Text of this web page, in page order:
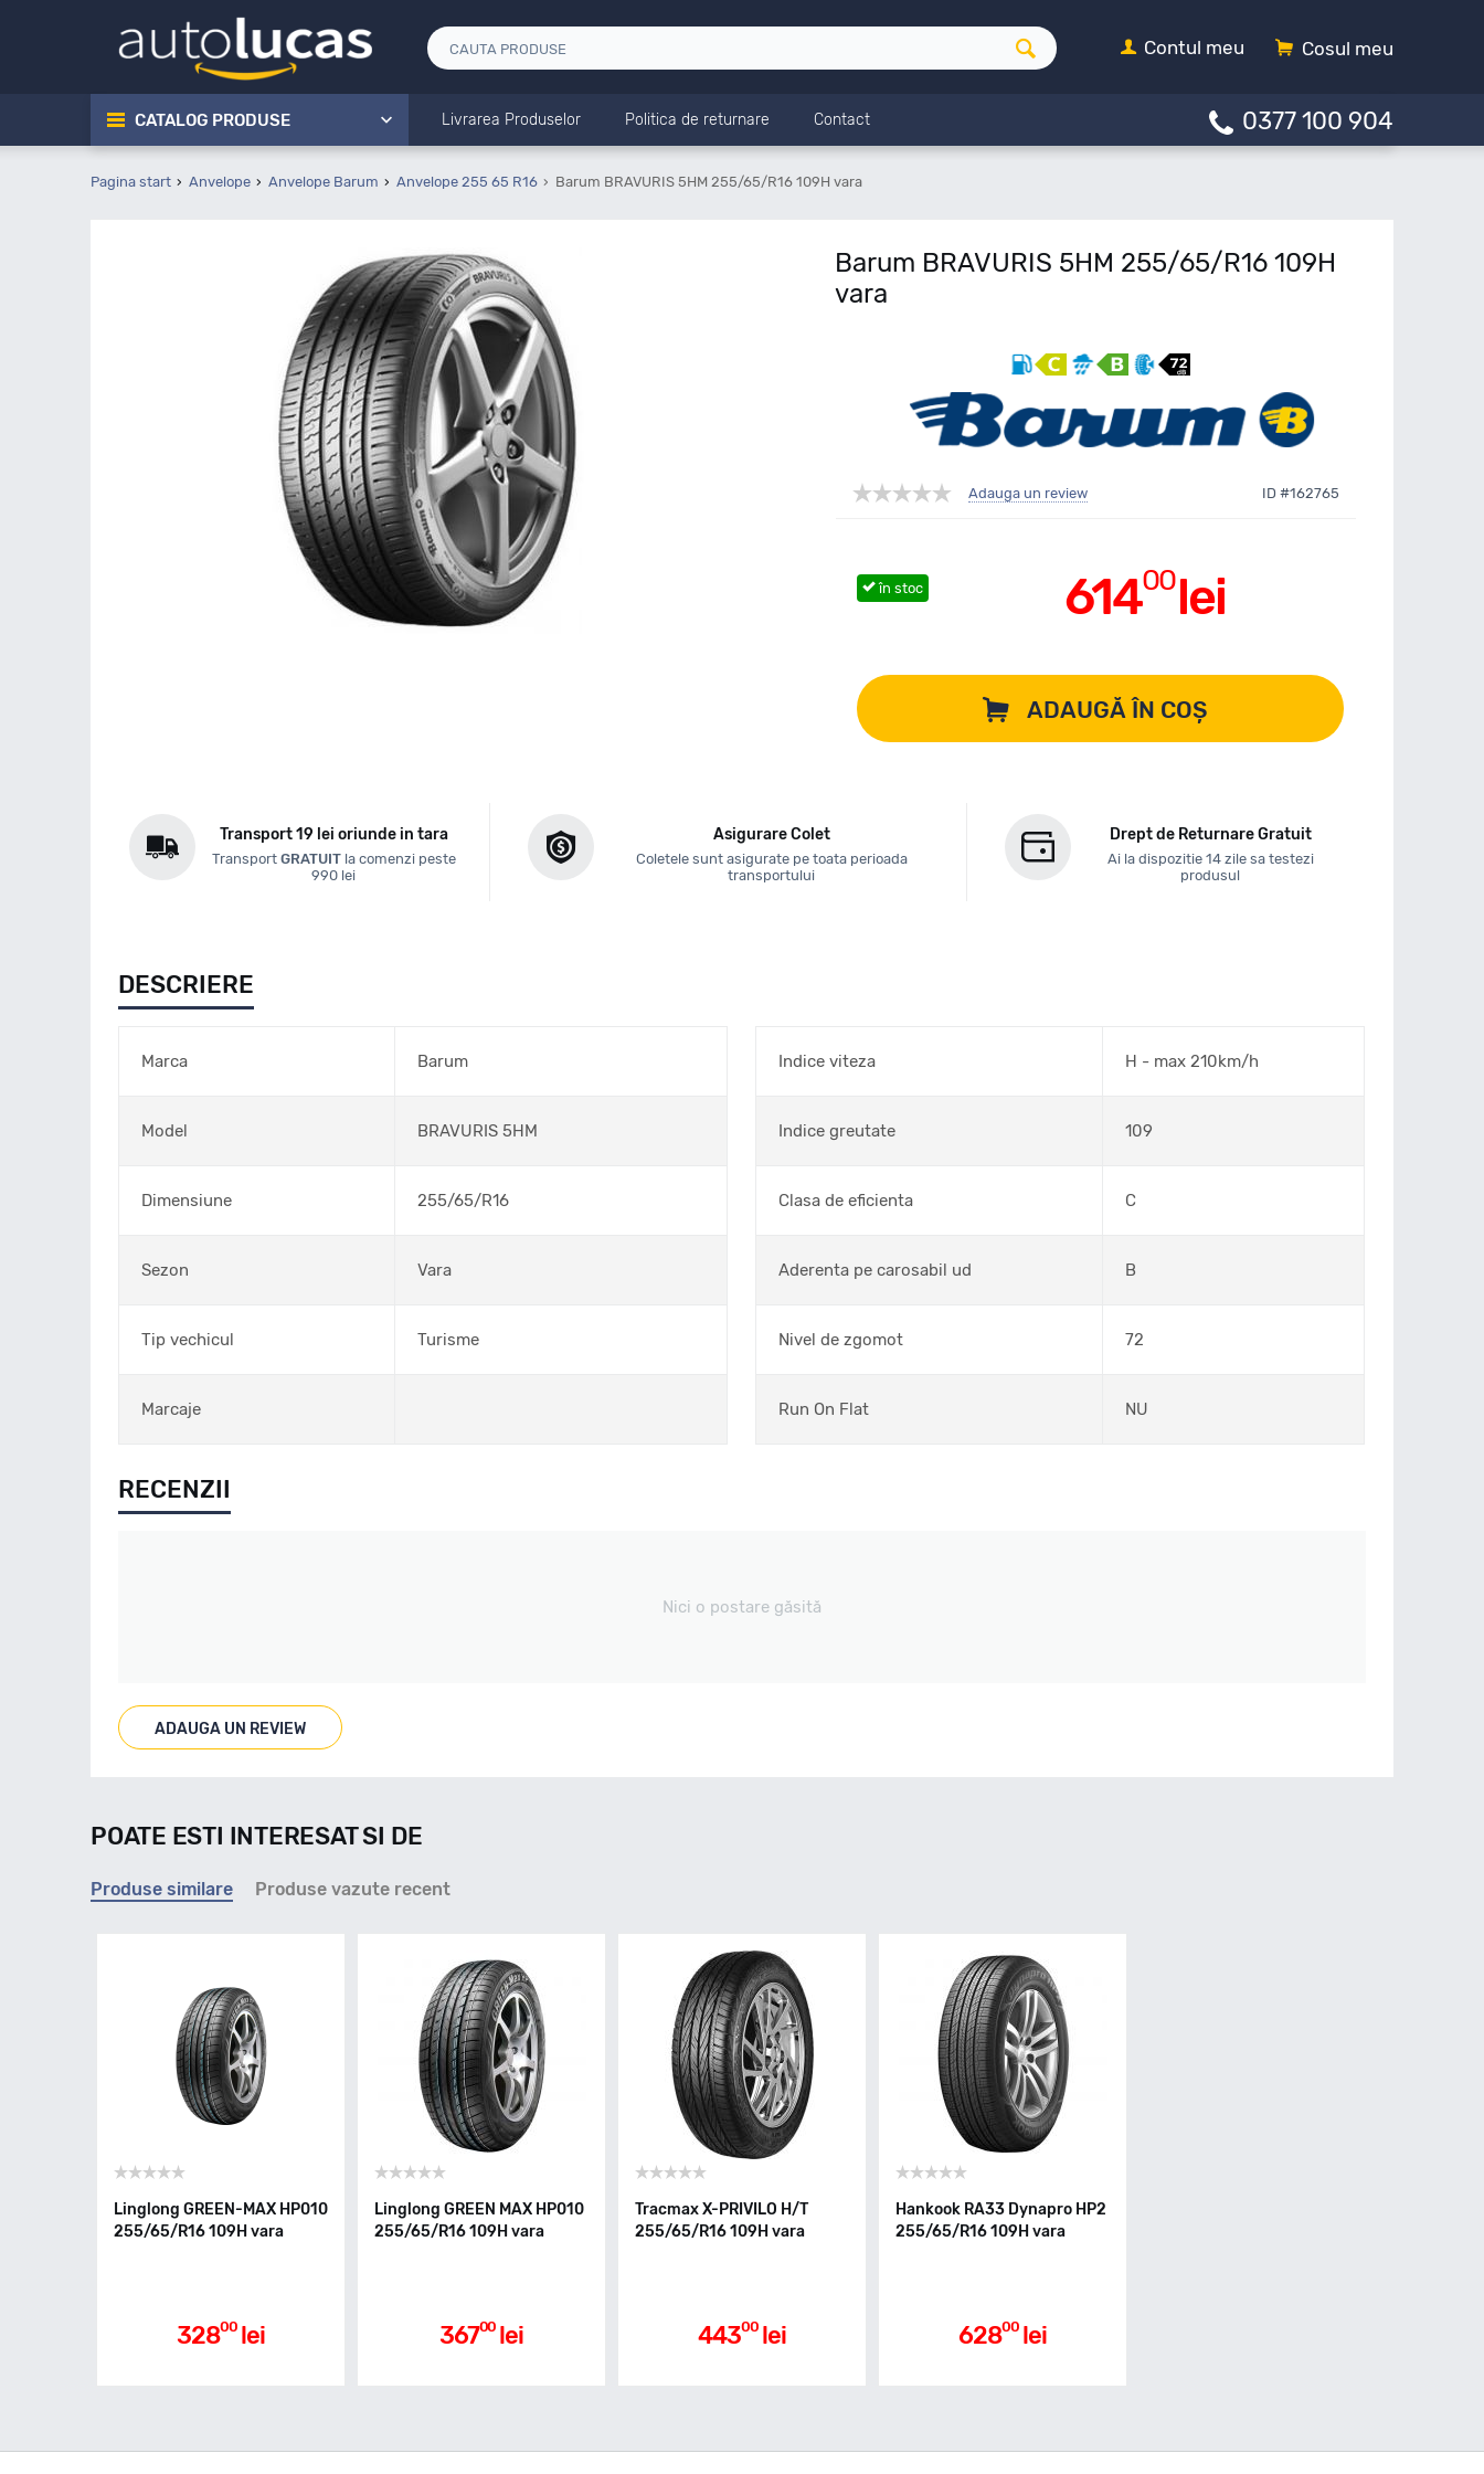
Cosul meu
Contul meu
CATALOG PRODUSE Livrarea Produselor Politica de returnare Contact 0377 100 904
Pagina start Anvelope Anvelope Barum Anvelope 255 65 R16 Barum BRAVURIS 5HM 255/65/R16 109H vara
Barum BRAVURIS 5HM 255/65/R16 109H
vara
Adauga un review ID #162765
61400lei
în stoc
ADAUGĂ ÎN COȘ
Transport 19 lei oriunde in tara
Transport GRATUITla comenzi peste
990 lei
Asigurare Colet
Coletele sunt asigurate pe toata perioada
transportului
Drept de Returnare Gratuit
Ai la dispozitie 14 zile sa testezi
produsul
DESCRIERE
Marca Barum
Model BRAVURIS 5HM
Dimensiune 255/65/R16
Sezon Vara
Tip vechicul Turisme
Marcaje
Indice viteza H - max 210km/h
Indice greutate 109
Clasa de eficienta C
Aderenta pe carosabil ud B
Nivel de zgomot 72
Run On Flat NU
RECENZII
Nici o postare găsită
ADAUGA UN REVIEW
POATE ESTI INTERESAT SI DE
Produse similare Produse vazute recent
Linglong GREEN-MAX HP010
255/65/R16 109H vara
32800 lei
Linglong GREEN MAX HP010
255/65/R16 109H vara
36700 lei
Tracmax X-PRIVILO H/T
255/65/R16 109H vara
44300 lei
Hankook RA33 Dynapro HP2
255/65/R16 109H vara
62800 lei